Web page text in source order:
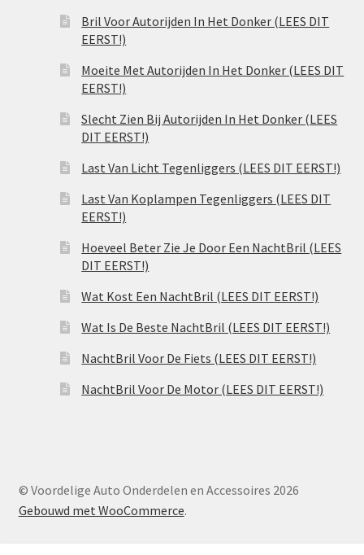
Bril Voor Autorijden In Het Donker (LEES DIT
EERST!)
Moeite Met Autorijden In Het Donker (LEES DIT
EERST!)
Slecht Zien Bij Autorijden In Het Donker (LEES
DIT EERST!)
Last Van Licht Tegenliggers (LEES DIT EERST!)
Last Van Koplampen Tegenliggers (LEES DIT
EERST!)
Hoeveel Beter Zie Je Door Een NachtBril (LEES
DIT EERST!)
Wat Kost Een NachtBril (LEES DIT EERST!)
Wat Is De Beste NachtBril (LEES DIT EERST!)
NachtBril Voor De Fiets (LEES DIT EERST!)
NachtBril Voor De Motor (LEES DIT EERST!)
© Voordelige Auto Onderdelen en Accessoires 2026
Gebouwd met WooCommerce.